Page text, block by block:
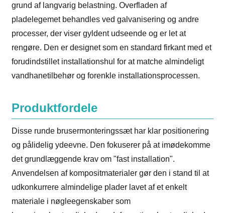
grund af langvarig belastning. Overfladen af ​​
pladelegemet behandles ved galvanisering og andre
processer, der viser gyldent udseende og er let at
rengøre. Den er designet som en standard firkant med et
forudindstillet installationshul for at matche almindeligt
vandhanetilbehør og forenkle installationsprocessen.
Produktfordele
Disse runde brusermonteringssæt har klar positionering
og pålidelig ydeevne. Den fokuserer på at imødekomme
det grundlæggende krav om "fast installation".
Anvendelsen af ​​kompositmaterialer gør den i stand til at
udkonkurrere almindelige plader lavet af et enkelt
materiale i nøgleegenskaber som